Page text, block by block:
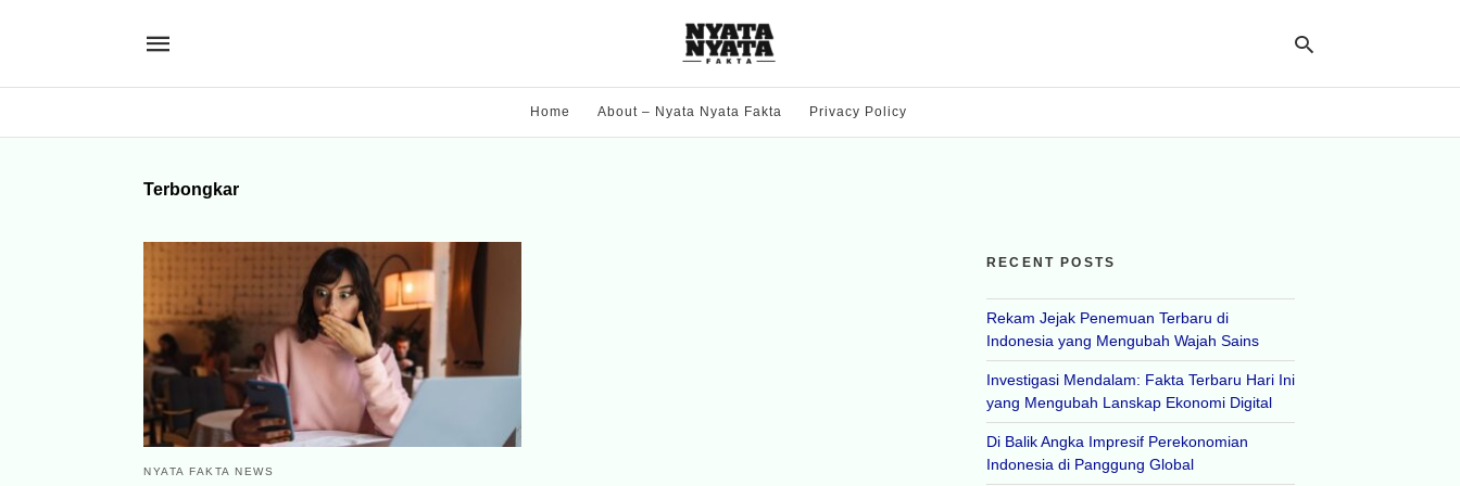
Home About – Nyata Nyata Fakta Privacy Policy
Terbongkar
NYATA FAKTA NEWS
RECENT POSTS
Rekam Jejak Penemuan Terbaru di
Indonesia yang Mengubah Wajah Sains
Investigasi Mendalam: Fakta Terbaru Hari Ini
yang Mengubah Lanskap Ekonomi Digital
Di Balik Angka Impresif Perekonomian
Indonesia di Panggung Global